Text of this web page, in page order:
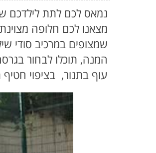
נמאס לכם לתת לילדכם
מצאנו לכם חלופה
שמצופים במרכיב סודי
המנה, תוכלו לבחור
עוף בתנור, בציפוי